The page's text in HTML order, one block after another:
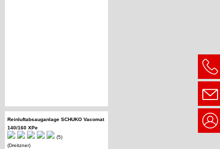
Reinluftabsauganlage SCHUKO Vacomat
140/160 XPe
(5)
(Dreitzner)